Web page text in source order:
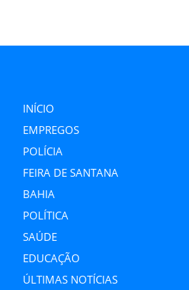
INÍCIO
EMPREGOS
POLÍCIA
FEIRA DE SANTANA
BAHIA
POLÍTICA
SAÚDE
EDUCAÇÃO
ÚLTIMAS NOTÍCIAS